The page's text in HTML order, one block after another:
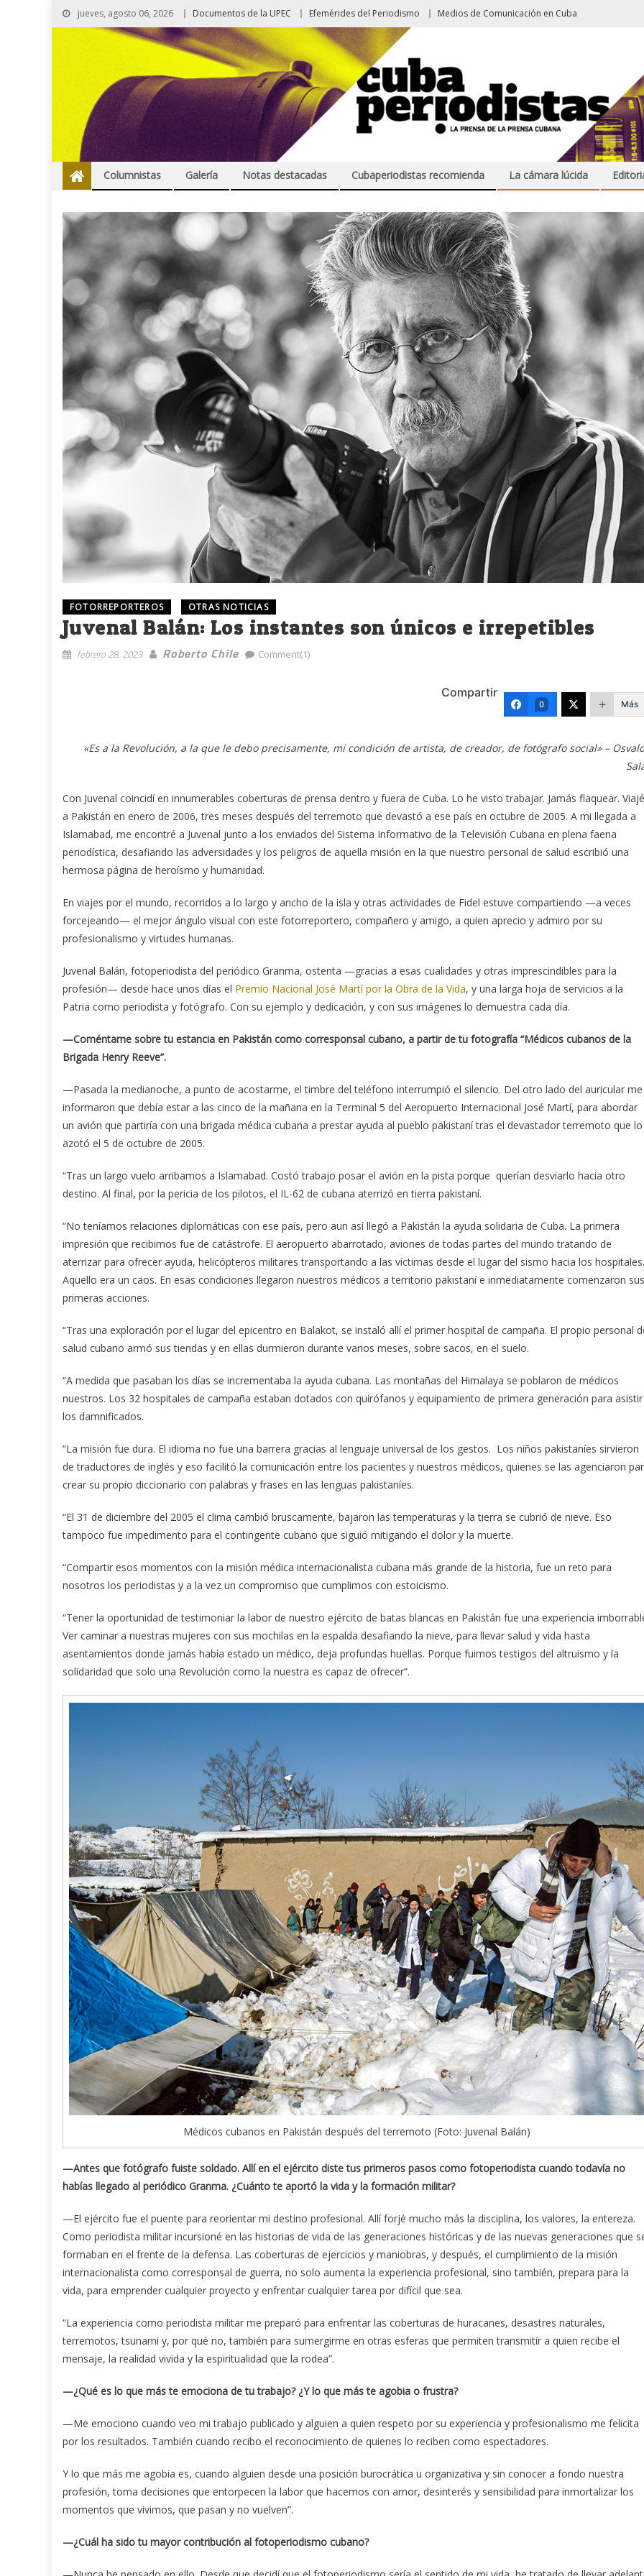
jueves, agosto 06, 2026 Documentos de la UPEC Efemérides del Periodismo Medios de Comunicación en Cuba
Columnistas Galería Notas destacadas Cubaperiodistas recomienda La cámara lúcida
FOTORREPORTEROS OTRAS NOTICIAS
Juvenal Balán: Los instantes son únicos e irrepetibles
febrero 28, 2023 Roberto Chile Comment(1)
Compartir
0 Más
«Es a la Revolución, a la que le debo precisamente, mi condición de artista, de creador, de fotógrafo social» –
Con Juvenal coincidí en innumerables coberturas de prensa dentro y fuera de Cuba. Lo he visto trabajar. Jamás flaquear. Viajé
a Pakistán en enero de 2006, tres meses después del terremoto que devastó a ese país en octubre de 2005. A mi llegada a
Islamabad, me encontré a Juvenal junto a los enviados del Sistema Informativo de la Televisión Cubana en plena faena
periodística, desafiando las adversidades y los peligros de aquella misión en la que nuestro personal de salud escribió una
hermosa página de heroísmo y humanidad.
En viajes por el mundo, recorridos a lo largo y ancho de la isla y otras actividades de Fidel estuve compartiendo —a veces
forcejeando— el mejor ángulo visual con este fotorreportero, compañero y amigo, a quien aprecio y admiro por su
profesionalismo y virtudes humanas.
Juvenal Balán, fotoperiodista del periódico Granma, ostenta —gracias a esas cualidades y otras imprescindibles para la
profesión— desde hace unos días el Premio Nacional José Martí por la Obra de la Vida, y una larga hoja de servicios a la
Patria como periodista y fotógrafo. Con su ejemplo y dedicación, y con sus imágenes lo demuestra cada día.
—Coméntame sobre tu estancia en Pakistán como corresponsal cubano, a partir de tu fotografía “Médicos cubanos de la
Brigada Henry Reeve”.
—Pasada la medianoche, a punto de acostarme, el timbre del teléfono interrumpió el silencio. Del otro lado del auricular me
informaron que debía estar a las cinco de la mañana en la Terminal 5 del Aeropuerto Internacional José Martí, para abordar
un avión que partiría con una brigada médica cubana a prestar ayuda al pueblo pakistaní tras el devastador terremoto que lo
azotó el 5 de octubre de 2005.
“Tras un largo vuelo arribamos a Islamabad. Costó trabajo posar el avión en la pista porque querían desviarlo hacia otro
destino. Al final, por la pericia de los pilotos, el IL-62 de cubana aterrizó en tierra pakistaní.
“No teníamos relaciones diplomáticas con ese país, pero aun así llegó a Pakistán la ayuda solidaria de Cuba. La primera
impresión que recibimos fue de catástrofe. El aeropuerto abarrotado, aviones de todas partes del mundo tratando de
aterrizar para ofrecer ayuda, helicópteros militares transportando a las víctimas desde el lugar del sismo hacia los hospitales.
Aquello era un caos. En esas condiciones llegaron nuestros médicos a territorio pakistaní e inmediatamente comenzaron sus
primeras acciones.
“Tras una exploración por el lugar del epicentro en Balakot, se instaló allí el primer hospital de campaña. El propio personal
salud cubano armó sus tiendas y en ellas durmieron durante varios meses, sobre sacos, en el suelo.
“A medida que pasaban los días se incrementaba la ayuda cubana. Las montañas del Himalaya se poblaron de médicos
nuestros. Los 32 hospitales de campaña estaban dotados con quirófanos y equipamiento de primera generación para
los damnificados.
“La misión fue dura. El idioma no fue una barrera gracias al lenguaje universal de los gestos. Los niños pakistaníes sirvieron
de traductores de inglés y eso facilitó la comunicación entre los pacientes y nuestros médicos, quienes se las agenciaron
crear su propio diccionario con palabras y frases en las lenguas pakistaníes.
“El 31 de diciembre del 2005 el clima cambió bruscamente, bajaron las temperaturas y la tierra se cubrió de nieve. Eso
tampoco fue impedimento para el contingente cubano que siguió mitigando el dolor y la muerte.
“Compartir esos momentos con la misión médica internacionalista cubana más grande de la historia, fue un reto para
nosotros los periodistas y a la vez un compromiso que cumplimos con estoicismo.
“Tener la oportunidad de testimoniar la labor de nuestro ejército de batas blancas en Pakistán fue una experiencia
Ver caminar a nuestras mujeres con sus mochilas en la espalda desafiando la nieve, para llevar salud y vida hasta
asentamientos donde jamás había estado un médico, deja profundas huellas. Porque fuimos testigos del altruismo y la
solidaridad que solo una Revolución como la nuestra es capaz de ofrecer”.
Médicos cubanos en Pakistán después del terremoto (Foto: Juvenal Balán)
—Antes que fotógrafo fuiste soldado. Allí en el ejército diste tus primeros pasos como fotoperiodista cuando todavía no
habías llegado al periódico Granma. ¿Cuánto te aportó la vida y la formación militar?
—El ejército fue el puente para reorientar mi destino profesional. Allí forjé mucho más la disciplina, los valores, la entereza.
Como periodista militar incursioné en las historias de vida de las generaciones históricas y de las nuevas generaciones que
formaban en el frente de la defensa. Las coberturas de ejercicios y maniobras, y después, el cumplimiento de la misión
internacionalista como corresponsal de guerra, no solo aumenta la experiencia profesional, sino también, prepara para la
vida, para emprender cualquier proyecto y enfrentar cualquier tarea por difícil que sea.
“La experiencia como periodista militar me preparó para enfrentar las coberturas de huracanes, desastres naturales,
terremotos, tsunami y, por qué no, también para sumergirme en otras esferas que permiten transmitir a quien recibe el
mensaje, la realidad vivida y la espiritualidad que la rodea”.
—¿Qué es lo que más te emociona de tu trabajo? ¿Y lo que más te agobia o frustra?
—Me emociono cuando veo mi trabajo publicado y alguien a quien respeto por su experiencia y profesionalismo me felicita
por los resultados. También cuando recibo el reconocimiento de quienes lo reciben como espectadores.
Y lo que más me agobia es, cuando alguien desde una posición burocrática u organizativa y sin conocer a fondo nuestra
profesión, toma decisiones que entorpecen la labor que hacemos con amor, desinterés y sensibilidad para inmortalizar los
momentos que vivimos, que pasan y no vuelven”.
—¿Cuál ha sido tu mayor contribución al fotoperiodismo cubano?